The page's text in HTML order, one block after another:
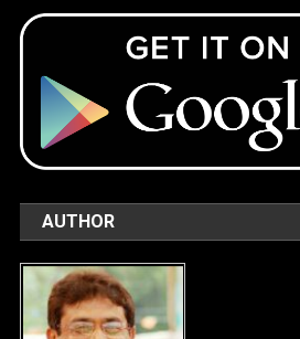
AUTHOR